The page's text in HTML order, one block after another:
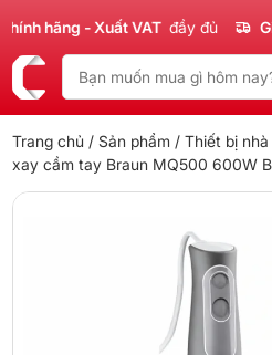
hãng - Xuất VAT đầy đủ
Trang chủ / Sản phẩm / Thiết bị nhà
xay cầm tay Braun MQ500 600W